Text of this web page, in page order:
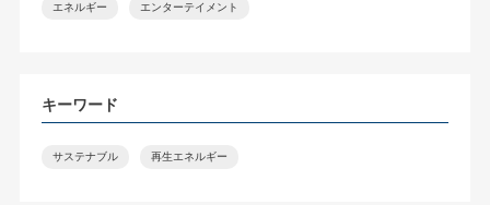
エネルギー エンターテイメント
キーワード
サステナブル 再生エネルギー